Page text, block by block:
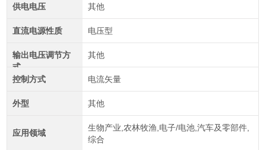
供电电压 其他
直流电源性质 电压型
输出电压调节方
式
其他
控制方式 电流矢量
外型 其他
应用领域
生物产业,农林牧渔,电子/电池,汽车及零部件,
综合